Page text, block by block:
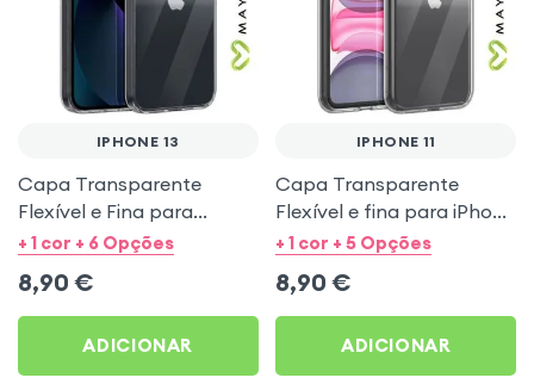
IPHONE 13
Capa Transparente
Flexível e Fina para
iPhone 13 - Mayaxess
+ 1 cor + 6 Opções
8,90 €
ADICIONAR
IPHONE 11
Capa Transparente
Flexível e fina para iPhone
11 - Mayaxess
+ 1 cor + 5 Opções
8,90 €
ADICIONAR